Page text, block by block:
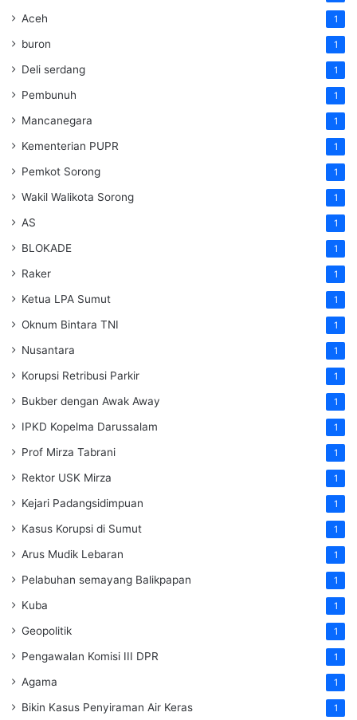
Aceh 1
buron 1
Deli serdang 1
Pembunuh 1
Mancanegara 1
Kementerian PUPR 1
Pemkot Sorong 1
Wakil Walikota Sorong 1
AS 1
BLOKADE 1
Raker 1
Ketua LPA Sumut 1
Oknum Bintara TNI 1
Nusantara 1
Korupsi Retribusi Parkir 1
Bukber dengan Awak Away 1
IPKD Kopelma Darussalam 1
Prof Mirza Tabrani 1
Rektor USK Mirza 1
Kejari Padangsidimpuan 1
Kasus Korupsi di Sumut 1
Arus Mudik Lebaran 1
Pelabuhan semayang Balikpapan 1
Kuba 1
Geopolitik 1
Pengawalan Komisi III DPR 1
Agama 1
Bikin Kasus Penyiraman Air Keras 1